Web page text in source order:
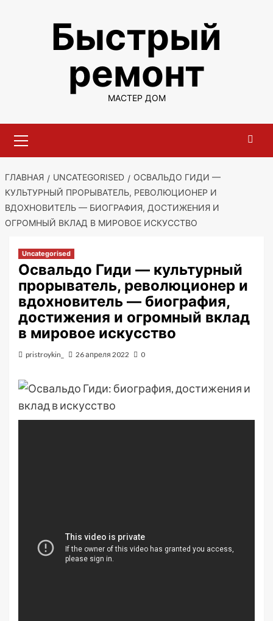
содержимомуБыстрый
ремонт
МАСТЕР ДОМ
меню
ГЛАВНАЯ UNCATEGORISED
ОСВАЛЬДО ГИДИ —
КУЛЬТУРНЫЙ ПРОРЫВАТЕЛЬ, РЕВОЛЮЦИОНЕР И
ВДОХНОВИТЕЛЬ — БИОГРАФИЯ, ДОСТИЖЕНИЯ И
ОГРОМНЫЙ ВКЛАД В МИРОВОЕ ИСКУССТВО
Uncategorised
Освальдо Гиди — культурный
прорыватель, революционер и
вдохновитель — биография,
достижения и огромный вклад
в мировое искусство
pristroykin_ 26 апреля 2022 0